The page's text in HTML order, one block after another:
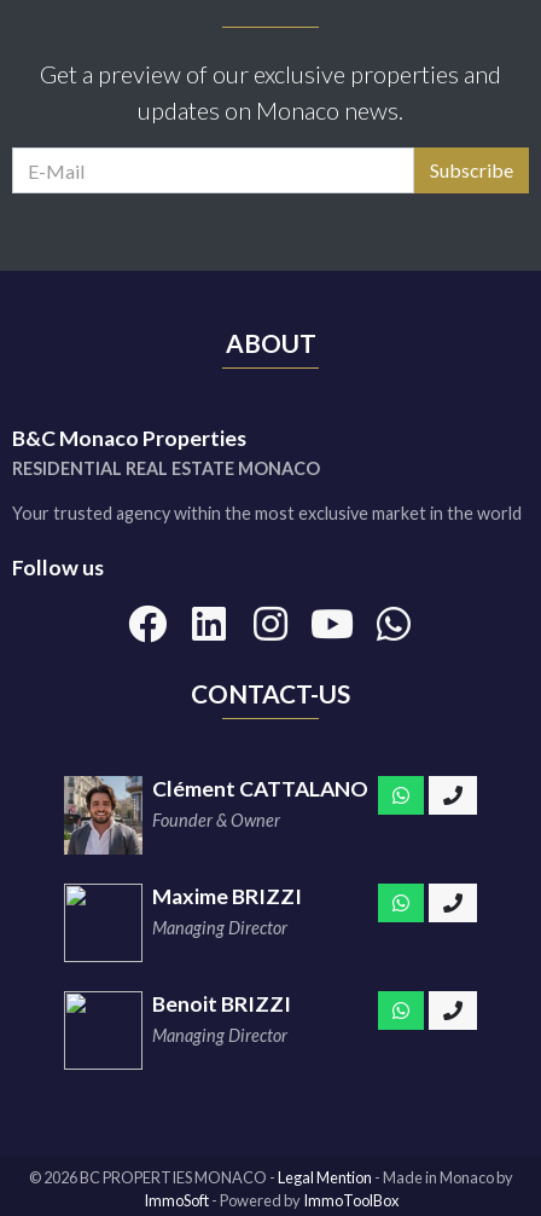
Get a preview of our exclusive properties and
updates on Monaco news.
ABOUT
B&C Monaco Properties
RESIDENTIAL REAL ESTATE MONACO
Your trusted agency within the most exclusive market in the world
Follow us
CONTACT-US
Clément CATTALANO
Founder & Owner
Maxime BRIZZI
Managing Director
Benoit BRIZZI
Managing Director
© 2026 BC PROPERTIES MONACO -Legal Mention -Made in Monacoby
ImmoSoft- Powered byImmoToolBox